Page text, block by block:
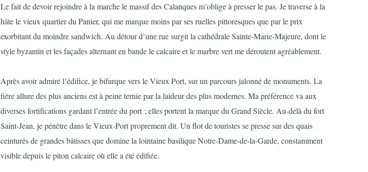
Le fait de devoir rejoindre à la marche le massif des Calanques m’oblige à presser le pas. Je traverse à la
hâte le vieux quartier du Panier, qui me marque moins par ses ruelles pittoresques que par le prix
exorbitant du moindre sandwich. Au détour d’une rue surgit la cathédrale Sainte-Marie-Majeure, dont le
style byzantin et les façades alternant en bande le calcaire et le marbre vert me déroutent agréablement.
Après avoir admiré l’édifice, je bifurque vers le Vieux Port, sur un parcours jalonné de monuments. La
fière allure des plus anciens est à peine ternie par la laideur des plus modernes. Ma préférence va aux
diverses fortifications gardant l’entrée du port ; elles portent la marque du Grand Siècle. Au-delà du fort
Saint-Jean, je pénètre dans le Vieux-Port proprement dit. Un flot de touristes se presse sur des quais
ceinturés de grandes bâtisses que domine la lointaine basilique Notre-Dame-de-la-Garde, constamment
visible depuis le piton calcaire où elle a été édifiée.